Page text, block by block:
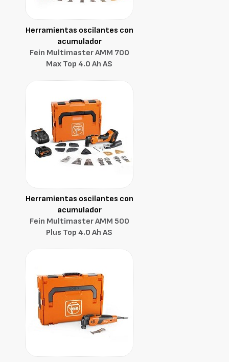
Herramientas oscilantes con
acumulador
Fein Multimaster AMM 700
Max Top 4.0 Ah AS
Herramientas oscilantes con
acumulador
Fein Multimaster AMM 500
Plus Top 4.0 Ah AS